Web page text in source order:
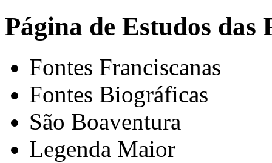
Página de Estudos das
Fontes Franciscanas
Fontes Biográficas
São Boaventura
Legenda Maior